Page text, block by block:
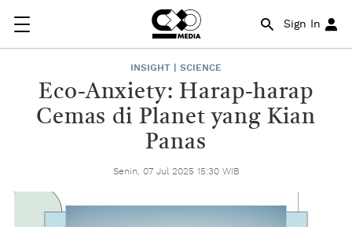
Sign In
INSIGHT | SCIENCE
Eco-Anxiety: Harap-harap
Cemas di Planet yang Kian
Panas
Senin, 07 Jul 2025 15:30 WIB